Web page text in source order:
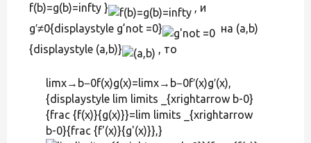
f(b)=g(b)=infty }
, и
g′≠0{displaystyle g’not =0}
на (a,b)
{displaystyle (a,b)}
, то
limx→b−0f(x)g(x)=limx→b−0f′(x)g′(x),
{displaystyle lim limits _{xrightarrow b-0}
{frac {f(x)}{g(x)}}=lim limits _{xrightarrow
b-0}{frac {f'(x)}{g'(x)}},}